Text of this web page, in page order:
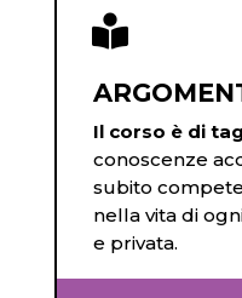

Il corso è di
conoscenze
subito
nella vita di
e privata.